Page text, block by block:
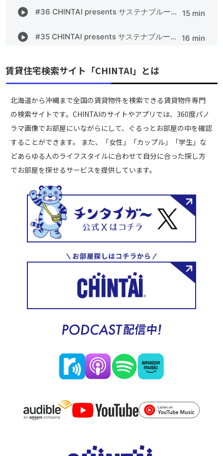
賃貸住宅検索サイト「CHINTAI」とは
北海道から沖縄まで全国の賃貸物件を検索できる賃貸物件専門
の検索サイトです。CHINTAIのサイトやアプリでは、360度パノ
ラマ画像でお部屋にいながらにして、ぐるっとお部屋の中を確認
することができます。 また、「女性」「カップル」「学生」な
どあらゆる人のライフスタイルに合わせて自分に合った探し方
でお部屋を探せるサービスを提供しています。